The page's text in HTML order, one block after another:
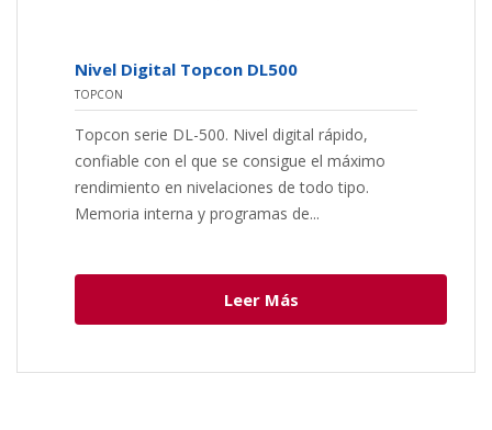
Nivel Digital Topcon DL500
TOPCON
Topcon serie DL-500. Nivel digital rápido,
confiable con el que se consigue el máximo
rendimiento en nivelaciones de todo tipo.
Memoria interna y programas de...
Leer Más